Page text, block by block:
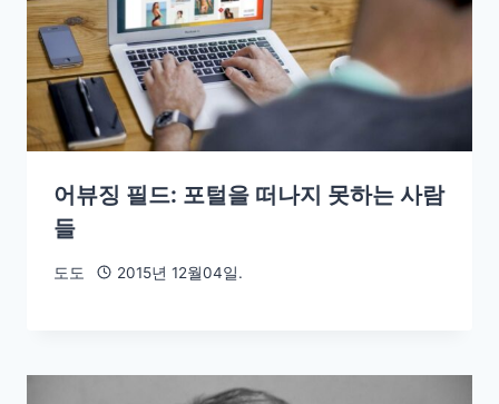
어뷰징 필드: 포털을 떠나지 못하는 사람
들
도도 2015년 12월04일.